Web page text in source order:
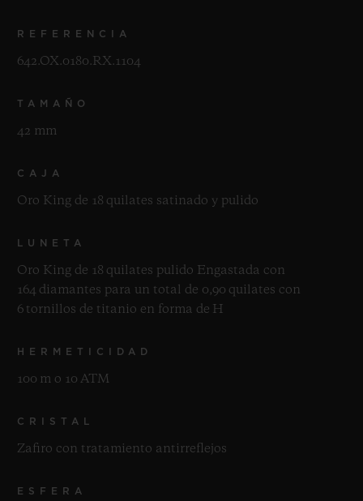
REFERENCIA
642.OX.0180.RX.1104
TAMAÑO
42 mm
CAJA
Oro King de 18 quilates satinado y pulido
LUNETA
Oro King de 18 quilates pulido Engastada con
164 diamantes para un total de 0,90 quilates con
6 tornillos de titanio en forma de H
HERMETICIDAD
100 m o 10 ATM
CRISTAL
Zafiro con tratamiento antirreflejos
ESFERA